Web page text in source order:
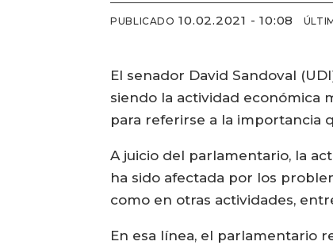
PUBLICADO 10.02.2021 - 10:08
El senador David Sandoval
siendo la actividad económica
para referirse a la importancia
A juicio del parlamentario, la
ha sido afectada por los
como en otras actividades,
En esa línea, el parlamentario